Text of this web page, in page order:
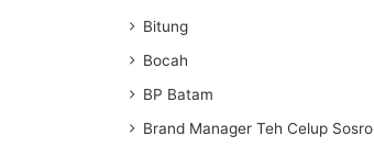
Bitung
Bocah
BP Batam
Brand Manager Teh Celup Sosro